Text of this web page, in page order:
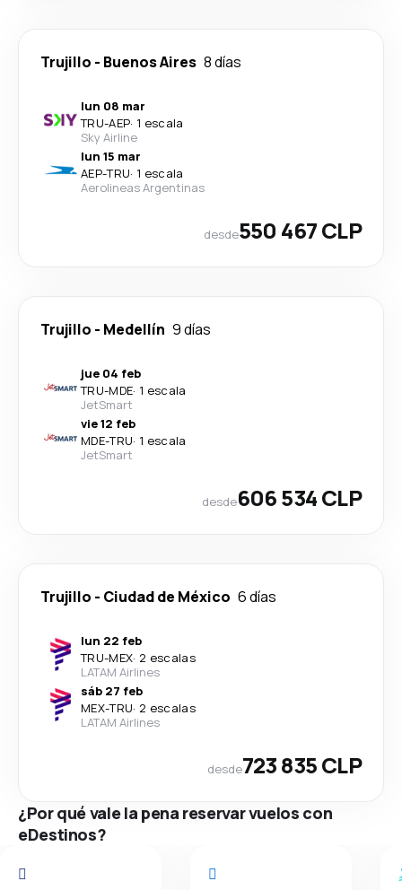
Trujillo - Buenos Aires 8 días
lun 08 mar
TRU-AEP· 1 escala
Sky Airline
lun 15 mar
AEP-TRU· 1 escala
Aerolineas Argentinas
desde550 467 CLP
Trujillo - Medellín 9 días
jue 04 feb
TRU-MDE· 1 escala
JetSmart
vie 12 feb
MDE-TRU· 1 escala
JetSmart
desde606 534 CLP
Trujillo - Ciudad de México 6 días
lun 22 feb
TRU-MEX· 2 escalas
LATAM Airlines
sáb 27 feb
MEX-TRU· 2 escalas
LATAM Airlines
desde723 835 CLP
¿Por qué vale la pena reservar vuelos con
eDestinos?